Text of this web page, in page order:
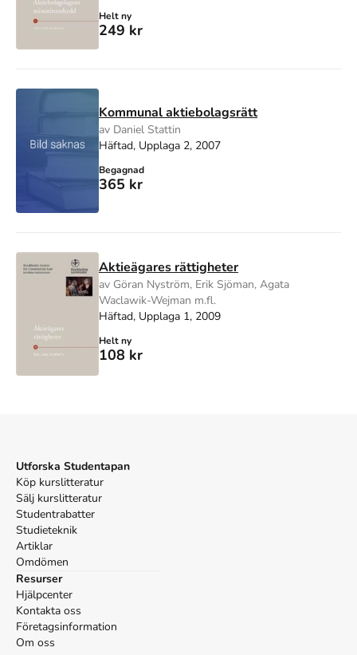
Helt ny
249 kr
Kommunal aktiebolagsrätt
av Daniel Stattin
Häftad, Upplaga 2, 2007
Begagnad
365 kr
Aktieägares rättigheter
av Göran Nyström, Erik Sjöman, Agata
Waclawik-Wejman m.fl.
Häftad, Upplaga 1, 2009
Helt ny
108 kr
Utforska Studentapan
Köp kurslitteratur
Sälj kurslitteratur
Studentrabatter
Studieteknik
Artiklar
Omdömen
Resurser
Hjälpcenter
Kontakta oss
Företagsinformation
Om oss